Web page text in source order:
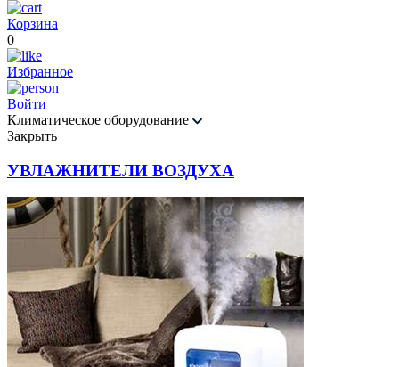
Корзина
0
Избранное
Войти
Климатическое оборудование
Закрыть
УВЛАЖНИТЕЛИ ВОЗДУХА